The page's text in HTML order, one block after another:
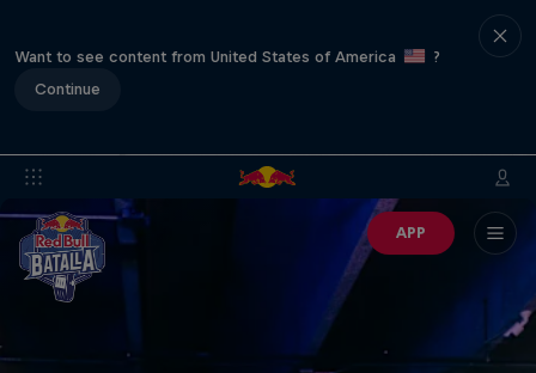
Want to see content from United States of America
?
Continue
APP